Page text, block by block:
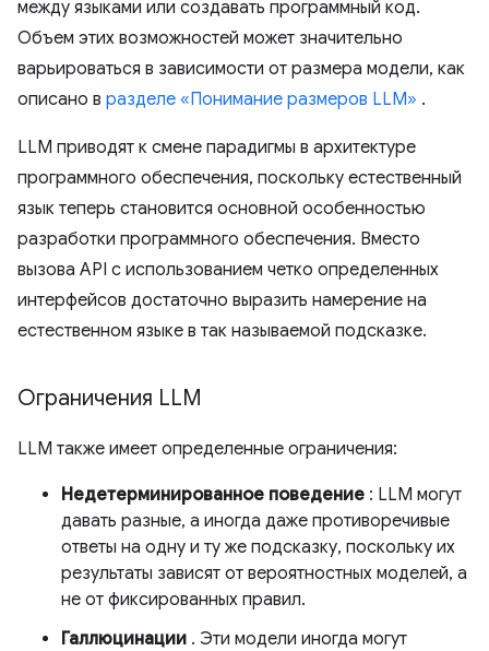
между языками или создавать программный код.
Объем этих возможностей может значительно
варьироваться в зависимости от размера модели, как
описано в разделе «Понимание размеров LLM» .
LLM приводят к смене парадигмы в архитектуре
программного обеспечения, поскольку естественный
язык теперь становится основной особенностью
разработки программного обеспечения. Вместо
вызова API с использованием четко определенных
интерфейсов достаточно выразить намерение на
естественном языке в так называемой подсказке.
Ограничения LLM
LLM также имеет определенные ограничения:
Недетерминированное поведение : LLM могут
давать разные, а иногда даже противоречивые
ответы на одну и ту же подсказку, поскольку их
результаты зависят от вероятностных моделей, а
не от фиксированных правил.
Галлюцинации . Эти модели иногда могут